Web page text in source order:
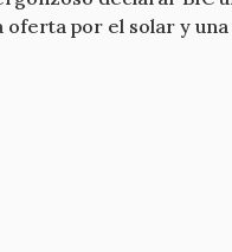
por el solar y